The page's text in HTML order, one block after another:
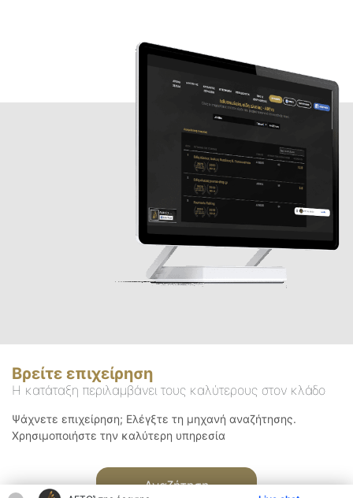
Βρείτε επιχείρηση
Η κατάταξη περιλαμβάνει τους καλύτερους στον κλάδο
Ψάχνετε επιχείρηση; Ελέγξτε τη μηχανή αναζήτησης.
Χρησιμοποιήστε την καλύτερη υπηρεσία
Αναζήτηση